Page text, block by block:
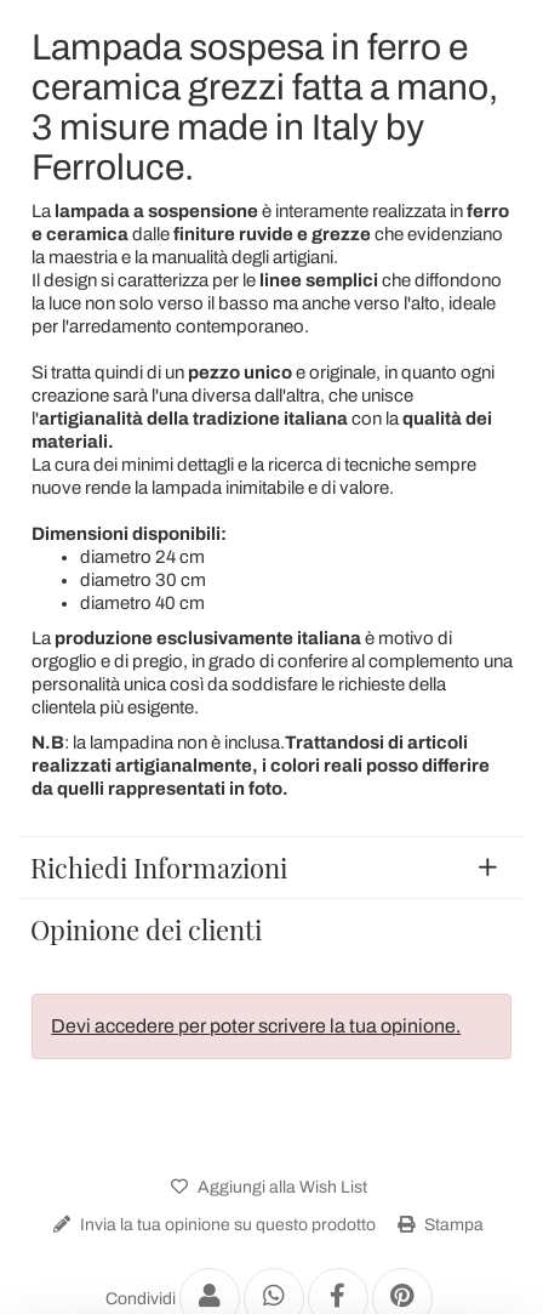
Lampada sospesa in ferro e
ceramica grezzi fatta a mano,
3 misure made in Italy by
Ferroluce.
La lampada a sospensioneè interamente realizzata inferro
e ceramicadallefiniture ruvide e grezzeche evidenziano
la maestria e la manualità degli artigiani.
Il design si caratterizza per lelinee semplici che diffondono
la luce non solo verso il basso ma anche verso l'alto, ideale
per l'arredamento contemporaneo.
Si tratta quindi di un pezzo unicoe originale, in quanto ogni
creazione sarà l'una diversa dall'altra, che unisce
l'artigianalità della tradizione italianacon la qualità dei
materiali.
La cura dei minimi dettagli e la ricerca di tecniche sempre
nuove rende la lampada inimitabile e di valore.
Dimensioni disponibili:
diametro 24 cm
diametro 30 cm
diametro 40 cm
La produzione esclusivamente italianaè motivo di
orgoglio e di pregio, in grado di conferire al complemento una
personalità unica così da soddisfare le richieste della
clientela più esigente.
N.B: la lampadina non è inclusa.Trattandosi di articoli
realizzati artigianalmente, i colori reali posso differire
da quelli rappresentati in foto.
Richiedi Informazioni
Opinione dei clienti
Devi accedere per poter scrivere la tua opinione.
Aggiungi alla Wish List
Invia la tua opinione su questo prodotto Stampa
Condividi